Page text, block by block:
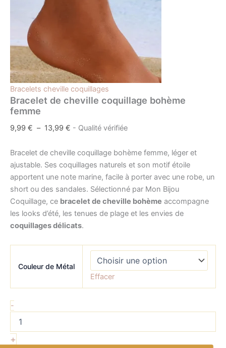
Bracelets cheville coquillages
Bracelet de cheville coquillage bohème
femme
9,99 € – 13,99 € - Qualité vérifiée
Bracelet de cheville coquillage bohème femme, léger et
ajustable. Ses coquillages naturels et son motif étoile
apportent une note marine, facile à porter avec une robe, un
short ou des sandales. Sélectionné par Mon Bijou
Coquillage, ce bracelet de cheville bohème accompagne
les looks d’été, les tenues de plage et les envies de
coquillages délicats.
Couleur de Métal
Effacer
-
+